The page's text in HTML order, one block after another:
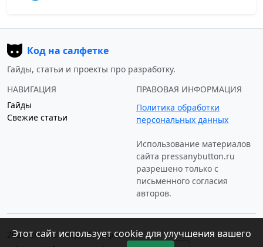
Код на салфетке
Гайды, статьи и проекты про разработку.
НАВИГАЦИЯ
Гайды
Свежие статьи
ПРАВОВАЯ ИНФОРМАЦИЯ
Политика обработки
персональных данных
Использование материалов
сайта pressanybutton.ru
разрешено только c
письменного согласия
авторов.
2023–2026 © «Код на салфетке»
Этот сайт использует cookie для улучшения вашего